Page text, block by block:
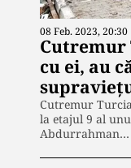
08 Feb. 2023, 20:30
Cutremur
cu ei, au
Cutremur
la etajul 9 al
Abdurrahman…